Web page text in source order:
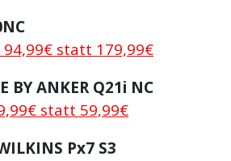
statt 179,99€
BY ANKER Q21i NC
statt 59,99€
Px7 S3